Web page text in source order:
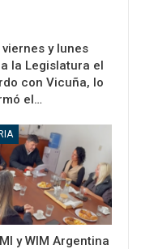
viernes y lunes
a la Legislatura el
con Vicuña, lo
el…
y WIM Argentina